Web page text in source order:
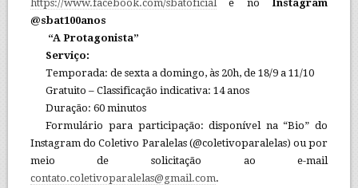
https://www.facebook.com/sbatoficial
e no Instagram
@sbat100anos
“A Protagonista”
Serviço:
Temporada: de sexta a domingo, às 20h, de 18/9 a 11/10
Gratuito – Classificação indicativa: 14 anos
Duração: 60 minutos
Formulário para participação: disponível na “Bio” do
Instagram do Coletivo Paralelas (@coletivoparalelas) ou por
meio de solicitação ao e-mail
contato.coletivoparalelas@gmail.com.